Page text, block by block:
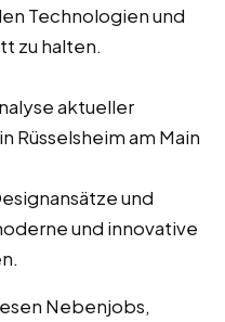
Technologien und
zu halten.
aktueller
Rüsselsheim am Main
und
und innovative
Nebenjobs,